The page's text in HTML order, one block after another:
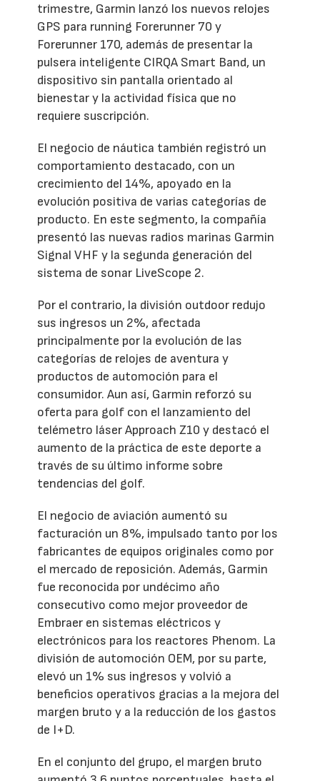
trimestre, Garmin lanzó los nuevos relojes
GPS para running Forerunner 70 y
Forerunner 170, además de presentar la
pulsera inteligente CIRQA Smart Band, un
dispositivo sin pantalla orientado al
bienestar y la actividad física que no
requiere suscripción.
El negocio de náutica también registró un
comportamiento destacado, con un
crecimiento del 14%, apoyado en la
evolución positiva de varias categorías de
producto. En este segmento, la compañía
presentó las nuevas radios marinas Garmin
Signal VHF y la segunda generación del
sistema de sonar LiveScope 2.
Por el contrario, la división outdoor redujo
sus ingresos un 2%, afectada
principalmente por la evolución de las
categorías de relojes de aventura y
productos de automoción para el
consumidor. Aun así, Garmin reforzó su
oferta para golf con el lanzamiento del
telémetro láser Approach Z10 y destacó el
aumento de la práctica de este deporte a
través de su último informe sobre
tendencias del golf.
El negocio de aviación aumentó su
facturación un 8%, impulsado tanto por los
fabricantes de equipos originales como por
el mercado de reposición. Además, Garmin
fue reconocida por undécimo año
consecutivo como mejor proveedor de
Embraer en sistemas eléctricos y
electrónicos para los reactores Phenom. La
división de automoción OEM, por su parte,
elevó un 1% sus ingresos y volvió a
beneficios operativos gracias a la mejora del
margen bruto y a la reducción de los gastos
de I+D.
En el conjunto del grupo, el margen bruto